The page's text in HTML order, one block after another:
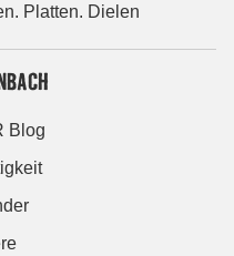
Platten. Dielen
Blog